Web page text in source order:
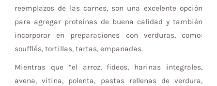
reemplazos de las carnes, son una excelente opción
para agregar proteínas de buena calidad y también
incorporar en preparaciones con verduras, como:
soufflés, tortillas, tartas, empanadas.
Mientras que “el arroz, fideos, harinas integrales,
avena, vitina, polenta, pastas rellenas de verdura,